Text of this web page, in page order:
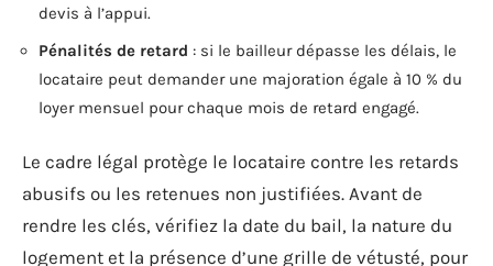
devis à l’appui.
Pénalités de retard : si le bailleur dépasse les délais, le
locataire peut demander une majoration égale à 10 % du
loyer mensuel pour chaque mois de retard engagé.
Le cadre légal protège le locataire contre les retards
abusifs ou les retenues non justifiées. Avant de
rendre les clés, vérifiez la date du bail, la nature du
logement et la présence d’une grille de vétusté, pour